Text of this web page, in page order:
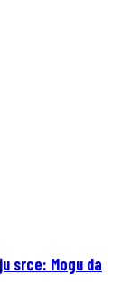
srce: Mogu da